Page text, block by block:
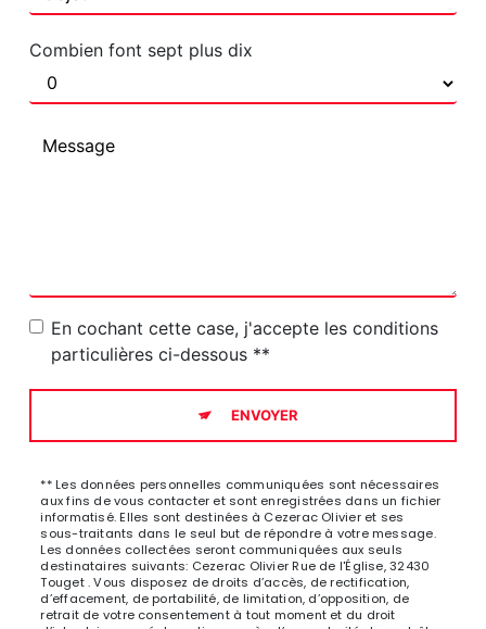
Combien font sept plus dix
En cochant cette case, j'accepte les conditions
particulières ci-dessous **
ENVOYER
** Les données personnelles communiquées sont nécessaires
aux fins de vous contacter et sont enregistrées dans un fichier
informatisé. Elles sont destinées à Cezerac Olivier et ses
sous-traitants dans le seul but de répondre à votre message.
Les données collectées seront communiquées aux seuls
destinataires suivants: Cezerac Olivier Rue de l'Église, 32430
Touget . Vous disposez de droits d’accès, de rectification,
d’effacement, de portabilité, de limitation, d’opposition, de
retrait de votre consentement à tout moment et du droit